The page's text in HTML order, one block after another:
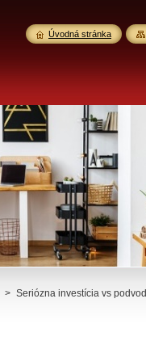
> Seriózna investícia vs podvod
Úvodná stránka